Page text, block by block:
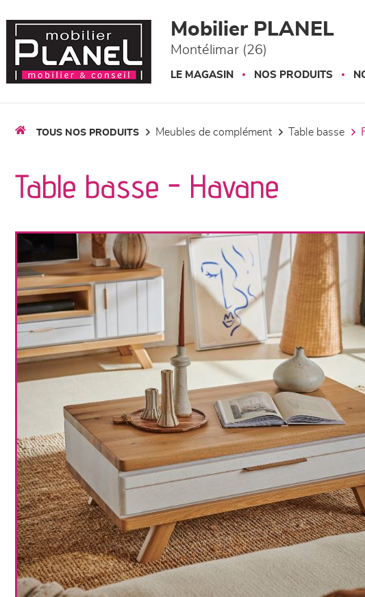
Mobilier PLANEL
Montélimar (26)
LE MAGASIN NOS PRODUITS
TOUS NOS PRODUITS meubles de complément table basse
Table basse - Havane